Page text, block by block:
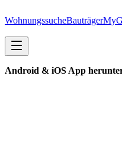
WohnungssucheBauträger
Android & iOS App